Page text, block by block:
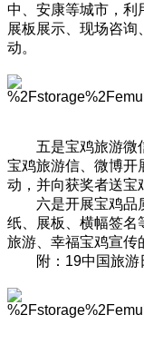
中、安康等城市，利
展板展示、现场咨
动。
五是宝鸡旅游微信
宝鸡旅游信、微博开
动，并向获奖者送宝
六是开展宝鸡品质
纸、展板、横幅签名
旅游、幸福宝鸡宣传
附：19中国旅游